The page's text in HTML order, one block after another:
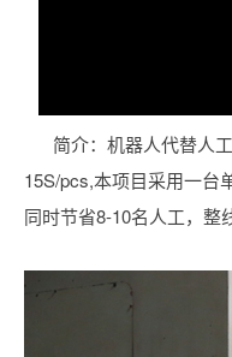
简介：机器人代替人工
15S/pcs,本项目采用一台
同时节省8-10名人工，整